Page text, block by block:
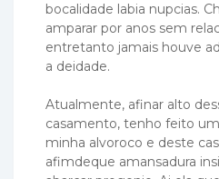
bocalidade labia nupcias.
amparar por anos sem
entretanto jamais houve
a deidade.
Atualmente, afinar alto
casamento, tenho feito
minha alvoroco e deste
afimdeque amansadura